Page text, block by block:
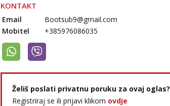
KONTAKT
Email
Bootsub9@gmail.com
Mobitel
+385976086035
Želiš poslati privatnu poruku za ovaj oglas?
Registriraj se ili prijavi klikom ovdje